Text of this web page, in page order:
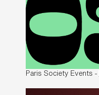
Paris Society Events -